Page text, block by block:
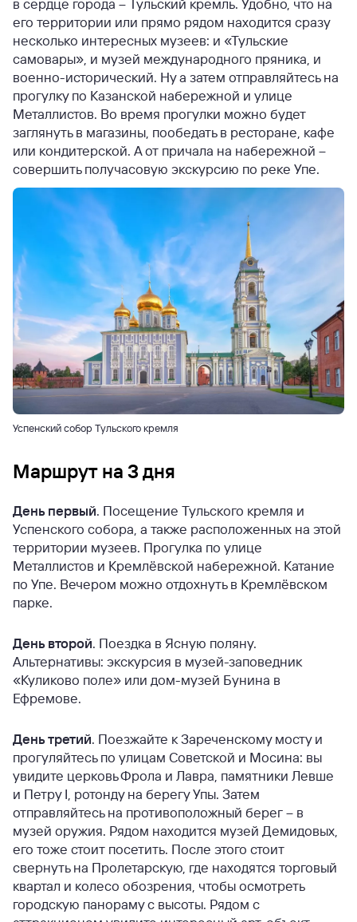
в сердце города – Тульский кремль. Удобно, что на
его территории или прямо рядом находится сразу
несколько интересных музеев: и «Тульские
самовары», и музей международного пряника, и
военно-исторический. Ну а затем отправляйтесь на
прогулку по Казанской набережной и улице
Металлистов. Во время прогулки можно будет
заглянуть в магазины, пообедать в ресторане, кафе
или кондитерской. А от причала на набережной –
совершить получасовую экскурсию по реке Упе.
Успенский собор Тульского кремля
Маршрут на 3 дня
День первый. Посещение Тульского кремля и
Успенского собора, а также расположенных на этой
территории музеев. Прогулка по улице
Металлистов и Кремлёвской набережной. Катание
по Упе. Вечером можно отдохнуть в Кремлёвском
парке.
День второй. Поездка в Ясную поляну.
Альтернативы: экскурсия в музей-заповедник
«Куликово поле» или дом-музей Бунина в
Ефремове.
День третий. Поезжайте к Зареченскому мосту и
прогуляйтесь по улицам Советской и Мосина: вы
увидите церковь Фрола и Лавра, памятники Левше
и Петру I, ротонду на берегу Упы. Затем
отправляйтесь на противоположный берег – в
музей оружия. Рядом находится музей Демидовых,
его тоже стоит посетить. После этого стоит
свернуть на Пролетарскую, где находятся торговый
квартал и колесо обозрения, чтобы осмотреть
городскую панораму с высоты. Рядом с